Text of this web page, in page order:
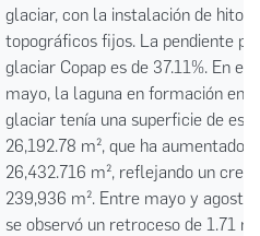
glaciar, con la instalación de hitos
topográficos fijos. La pendiente
glaciar Copap es de 37.11%. En el
mayo, la laguna en formación en
glaciar tenía una superficie de
26,192.78 m², que ha aumentado a
26,432.716 m², reflejando un
239,936 m². Entre mayo y agosto
se observó un retroceso de 1.71